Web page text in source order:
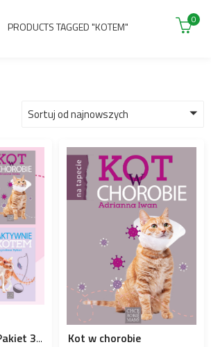
PRODUCTS TAGGED "KOTEM"
0
Sortuj od najnowszych
KOT na tapecie. Pakiet 3 książek: Kot w chorobie/Aktywnie z kotem/Kot i dziecko Kot w chorobie